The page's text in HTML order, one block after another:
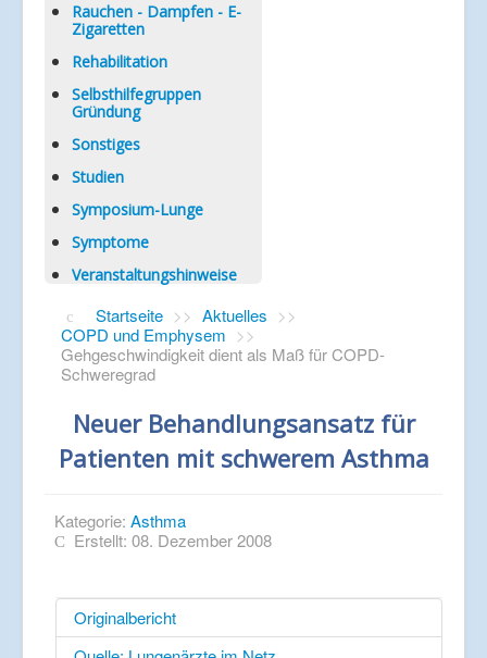
Rauchen - Dampfen - E-
Zigaretten
Rehabilitation
Selbsthilfegruppen
Gründung
Sonstiges
Studien
Symposium-Lunge
Symptome
Veranstaltungshinweise
Startseite >> Aktuelles >>
COPD und Emphysem >>
Gehgeschwindigkeit dient als Maß für COPD-
Schweregrad
Neuer Behandlungsansatz für
Patienten mit schwerem Asthma
Kategorie: Asthma
Erstellt: 08. Dezember 2008
Originalbericht